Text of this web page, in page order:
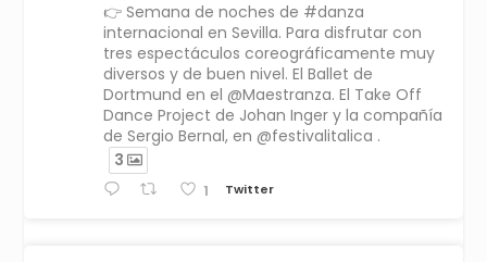
👉 Semana de noches de #danza
internacional en Sevilla. Para disfrutar con
tres espectáculos coreográficamente muy
diversos y de buen nivel. El Ballet de
Dortmund en el @Maestranza. El Take Off
Dance Project de Johan Inger y la compañía
de Sergio Bernal, en @festivalitalica .
3
1 Twitter